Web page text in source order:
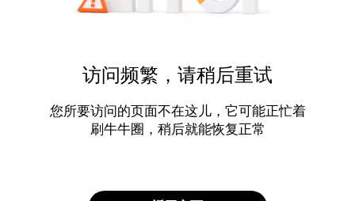
访问频繁，请稍后重试
您所要访问的页面不在这儿，它可能正忙着
刷牛牛圈，稍后就能恢复正常